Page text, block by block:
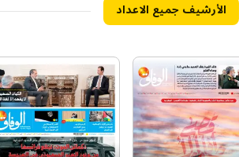
الأرشيف جميع الاعداد